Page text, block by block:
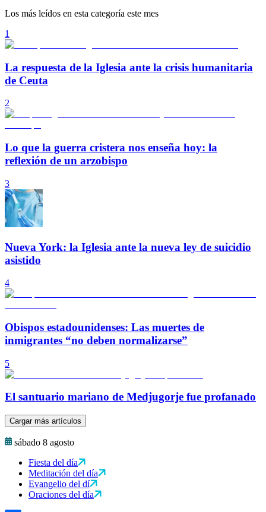
Los más leídos en esta categoría este mes
1
La respuesta de la Iglesia ante la crisis humanitaria
de Ceuta
2
Lo que la guerra cristera nos enseña hoy: la
reflexión de un arzobispo
3
Nueva York: la Iglesia ante la nueva ley de suicidio
asistido
4
Obispos estadounidenses: Las muertes de
inmigrantes “no deben normalizarse”
5
El santuario mariano de Medjugorje fue profanado
Cargar más artículos
sábado 8 agosto
Fiesta del día
Meditación del día
Evangelio del dí
Oraciones del día